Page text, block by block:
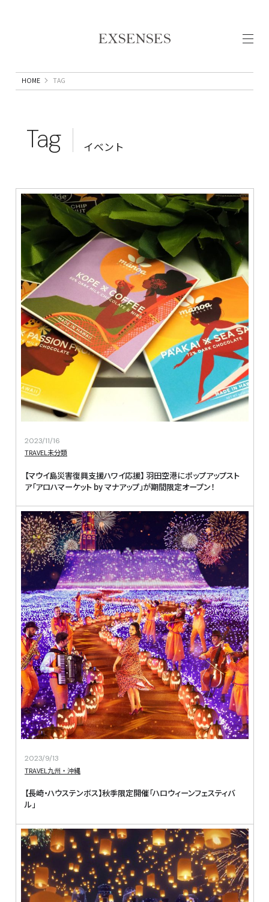
HOME TAG
Tag イベント
2023/11/16
TRAVEL未分類
【マウイ島災害復興支援ハワイ応援】 羽田空港にポップアップスト
ア「アロハマーケット by マナアップ」が期間限定オープン！
2023/9/13
TRAVEL 九州・沖縄
【長崎・ハウステンボス】秋季限定開催「ハロウィーンフェスティバ
ル」